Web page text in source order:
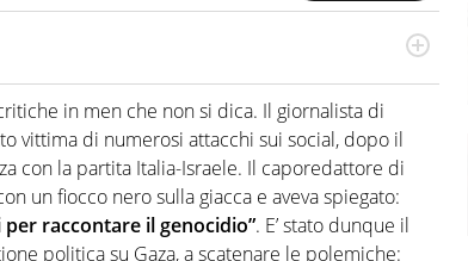
ma anche tennis, volley, basket: su
sanno che troveranno sempre copertura
di Virgilio Sport è formata da giornalisti ed
di rimessa quando intercettano le notizie e le
costruzione dal basso quando creano contenuti
in men che non si dica. Il giornalista di
vittima di numerosi attacchi sui social, dopo il
con la partita Italia-Israele. Il caporedattore di
un fiocco nero sulla giacca e aveva spiegato:
raccontare il genocidio”. E’ stato dunque il
politica su Gaza, a scatenare le polemiche: